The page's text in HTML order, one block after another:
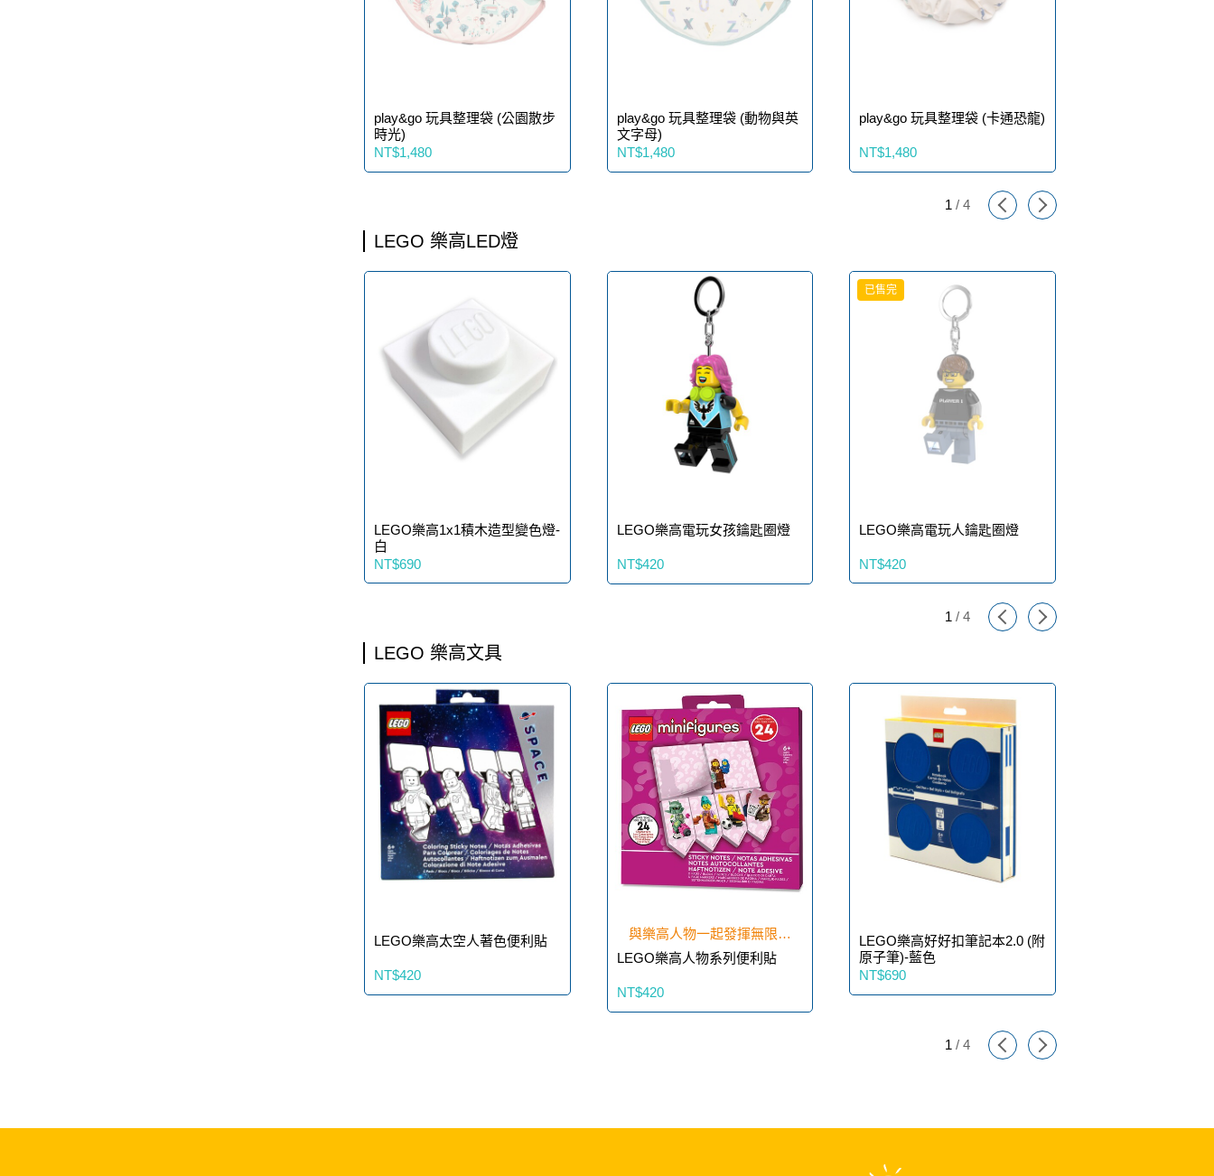
play&go 玩具整理袋 (公園散步
時光)
NT$1,480
play&go 玩具整理袋 (動物與英
文字母)
NT$1,480
play&go 玩具整理袋 (卡通恐龍)
NT$1,480
1 / 4
LEGO 樂高LED燈
LEGO樂高1x1積木造型變色燈-
白
NT$690
LEGO樂高電玩女孩鑰匙圈燈
NT$420
已售完
LEGO樂高電玩人鑰匙圈燈
NT$420
1 / 4
LEGO 樂高文具
LEGO樂高太空人著色便利貼
NT$420
與樂高人物一起發揮無限創
意
LEGO樂高人物系列便利貼
NT$420
LEGO樂高好好扣筆記本2.0 (附
原子筆)-藍色
NT$690
1 / 4